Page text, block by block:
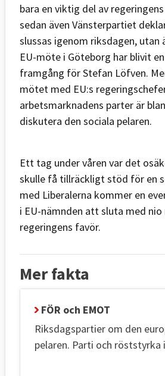
bara en viktig del av
sedan även Vänsterpartiet
slussas igenom riksdagen, utan
EU-möte i Göteborg har blivit
framgång för Stefan Löfven.
mötet med EU:s
arbetsmarknadens parter är
diskutera den sociala pelaren.
Ett tag under våren var det
skulle få tillräckligt stöd för en
med Liberalerna kommer en
i EU-nämnden att sluta med
regeringens favör.
Mer fakta
FÖR och EMOT
Riksdagspartier om den
pelaren. Parti och röststyrka